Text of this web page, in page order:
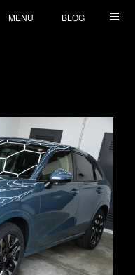
MENU BLOG